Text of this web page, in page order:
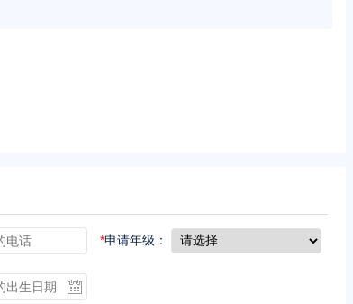
*申请年级：